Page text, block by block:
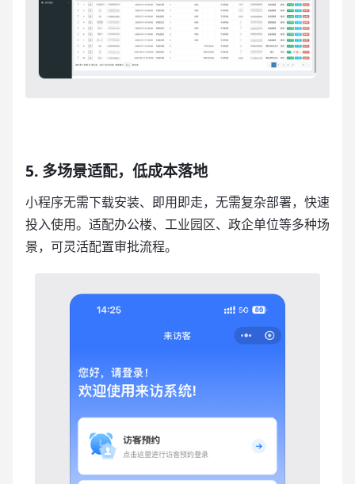
5. 多场景适配，低成本落地
小程序无需下载安装、即用即走，无需复杂部署，快速
投入使用。适配办公楼、工业园区、政企单位等多种场
景，可灵活配置审批流程。